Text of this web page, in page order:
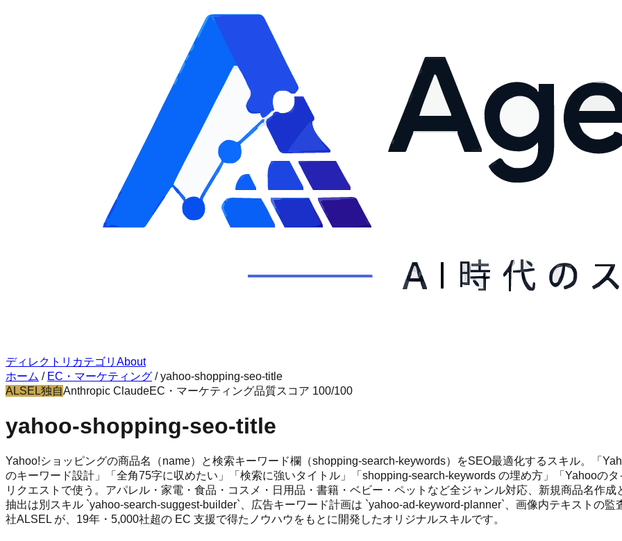
ディレクトリ カテゴリ About
ホーム / EC・マーケティング /yahoo-shopping-seo-title
ALSEL独自Anthropic ClaudeEC・マーケティング品質スコア 100/100
yahoo-shopping-seo-title
Yahoo!ショッピングの商品名（name）と検索キーワード欄（shopping-search-keywords）をSEO最適化するスキル。「
のキーワード設計」「全角75字に収めたい」「検索に強いタイトル」「shopping-search-keywords の埋め方」「Yahooの
リクエストで使う。アパレル・家電・食品・コスメ・日用品・書籍・ベビー・ペットなど全ジャンル対応、新規商品名作
抽出は別スキル `yahoo-search-suggest-builder`、広告キーワード計画は `yahoo-ad-keyword-planner`、画像内テキストの
社ALSEL が、19年・5,000社超の EC 支援で得たノウハウをもとに開発したオリジナルスキルです。